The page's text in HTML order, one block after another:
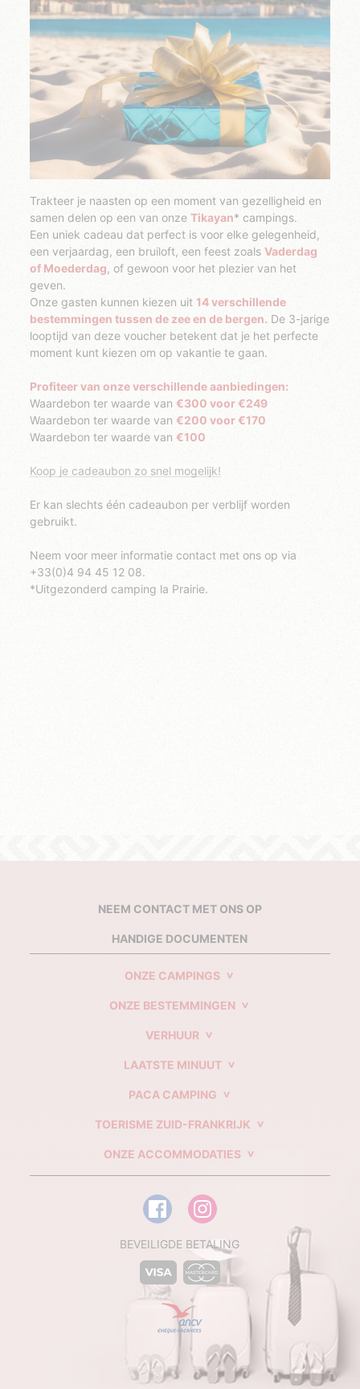
Trakteer je naasten op een moment van gezelligheid en
samen delen op een van onzeTikayan* campings.
Een uniek cadeau dat perfect is voor elke gelegenheid,
een verjaardag, een bruiloft, een feest zoalsVaderdag
of Moederdag, of gewoon voor het plezier van het
geven.
Onze gasten kunnen kiezen uit 14 verschillende
bestemmingen tussen de zee en de bergen. De 3-jarige
looptijd van deze voucher betekent dat je het perfecte
moment kunt kiezen om op vakantie te gaan.
Profiteer van onze verschillende aanbiedingen:
Waardebon ter waarde van 300 voor €249
Waardebon ter waarde van 200 voor €170
Waardebon ter waarde van 100
Koop je cadeaubon zo snel mogelijk!
Er kan slechts één cadeaubon per verblijf worden
gebruikt.
Neem voor meer informatie contact met ons op via
+33(0)4 94 45 12 08.
*Uitgezonderd camping la Prairie.
NEEM CONTACT MET ONS OP
HANDIGE DOCUMENTEN
ONZE CAMPINGS
ONZE BESTEMMINGEN
VERHUUR
LAATSTE MINUUT
PACA CAMPING
TOERISME ZUID-FRANKRIJK
ONZE ACCOMMODATIES
BEVEILIGDE BETALING